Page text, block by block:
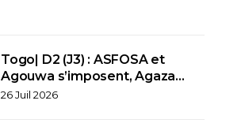
Togo| D2 (J3) : ASFOSA et
Agouwa s’imposent, Agaza…
26 Juil 2026